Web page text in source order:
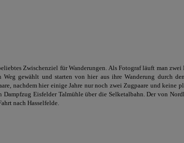
Zwischenziel für Wanderungen. Als Fotograf läuft man
Weg gewählt und starten von hier aus ihre Wanderung durch
nachdem hier einige Jahre nur noch zwei Zugpaare und keine
Dampfzug Eisfelder Talmühle über die Selketalbahn. Der von
nach Hasselfelde.